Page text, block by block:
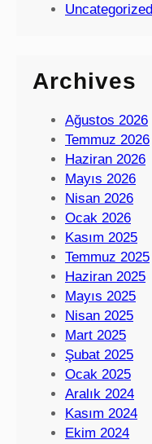
Uncategorized
Archives
Ağustos 2026
Temmuz 2026
Haziran 2026
Mayıs 2026
Nisan 2026
Ocak 2026
Kasım 2025
Temmuz 2025
Haziran 2025
Mayıs 2025
Nisan 2025
Mart 2025
Şubat 2025
Ocak 2025
Aralık 2024
Kasım 2024
Ekim 2024